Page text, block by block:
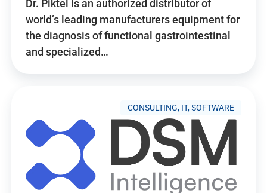
Dr. Piktel is an authorized distributor of
world’s leading manufacturers equipment for
the diagnosis of functional gastrointestinal
and specialized…
CONSULTING, IT, SOFTWARE